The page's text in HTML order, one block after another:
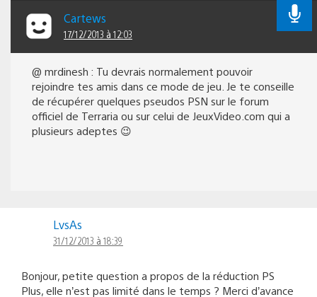
Cartews
17/12/2013 à 12:03
@ mrdinesh : Tu devrais normalement pouvoir
rejoindre tes amis dans ce mode de jeu. Je te conseille
de récupérer quelques pseudos PSN sur le forum
officiel de Terraria ou sur celui de JeuxVideo.com qui a
plusieurs adeptes 😉
LvsAs
31/12/2013 à 18:39
Bonjour, petite question a propos de la réduction PS
Plus, elle n’est pas limité dans le temps ? Merci d’avance